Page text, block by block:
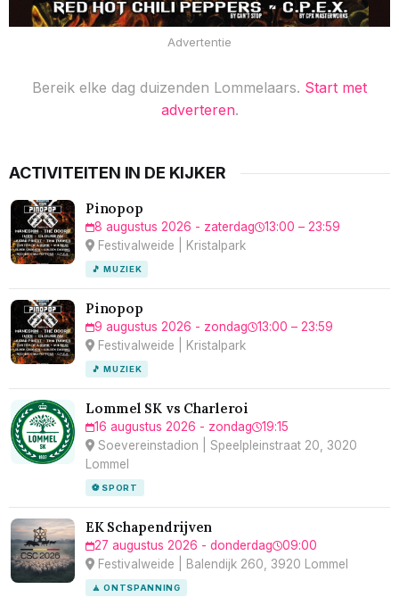
Advertentie
Bereik elke dag duizenden Lommelaars. Start met
adverteren.
ACTIVITEITEN IN DE KIJKER
Pinopop
8 augustus 2026 - zaterdag
13:00 – 23:59
Festivalweide | Kristalpark
🎵 MUZIEK
Pinopop
9 augustus 2026 - zondag
13:00 – 23:59
Festivalweide | Kristalpark
🎵 MUZIEK
Lommel SK vs Charleroi
16 augustus 2026 - zondag
19:15
Soevereinstadion | Speelpleinstraat 20, 3020
Lommel
⚽ SPORT
EK Schapendrijven
27 augustus 2026 - donderdag
09:00
Festivalweide | Balendijk 260, 3920 Lommel
🧘 ONTSPANNING